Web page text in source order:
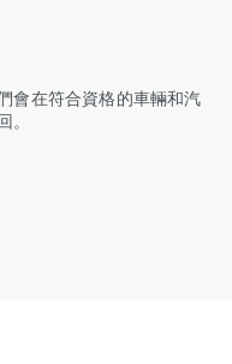
會在符合資格的車輛和汽